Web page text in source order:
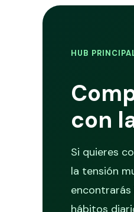
HUB
con
Si quieres
la tensión
hábitos